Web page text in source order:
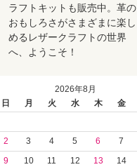
ラフトキットも販売中。革の
おもしろさがさまざまに楽し
めるレザークラフトの世界
へ、ようこそ！
2026年8月
日
月 火 水 木 金
2
3 4 5 6 7
9
10 11 12 13 14